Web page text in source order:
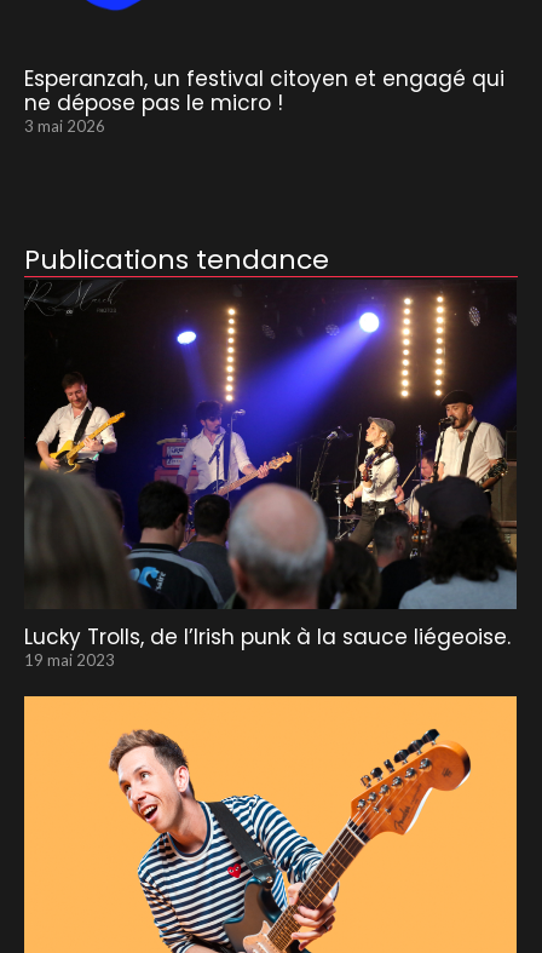
Esperanzah, un festival citoyen et engagé qui
ne dépose pas le micro !
3 mai 2026
Publications tendance
Lucky Trolls, de l’Irish punk à la sauce liégeoise.
19 mai 2023